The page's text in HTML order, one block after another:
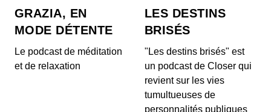
S12E139: L'actu auto du 16 juillet 2020
00:03:46 - IL Y A 6 ANS
Au menu du JT du jour : la Mercedes-AMG GT
Black Series, la Porsche 911 Turbo et le Ford...
GRAZIA, EN
MODE DÉTENTE
Le podcast de méditation
et de relaxation
LES DESTINS
BRISÉS
"Les destins brisés" est
un podcast de Closer qui
revient sur les vies
tumultueuses de
personnalités publiques